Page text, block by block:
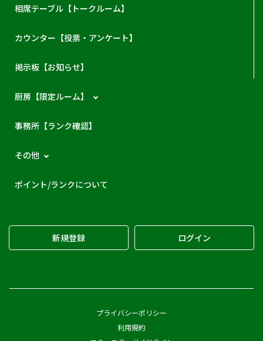
相席テーブル【トークルーム】
カウンター【投票・アンケート】
掲示板【お知らせ】
厨房【限定ルーム】
事務所【ランク確認】
その他
ポイント/ランクについて
新規登録 ログイン
プライバシーポリシー
利用規約